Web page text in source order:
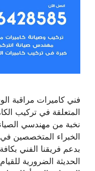
فني كاميرات مراقبة
المتعلقة في تركيب
نخبة من مهندسي
الخبراء المتخصصين
بدعم فريقنا الفني
الحديثة الضرورية